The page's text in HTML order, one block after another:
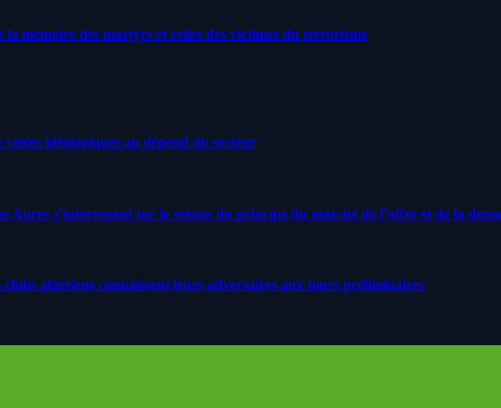
mémoire des martyrs et celles des victimes du terrorisme
idéologiques au dépend du secteur
Aures s’interrogent sur le retour du principe du marché de l’offre et de la
algériens connaissent leurs adversaires aux tours préliminaires